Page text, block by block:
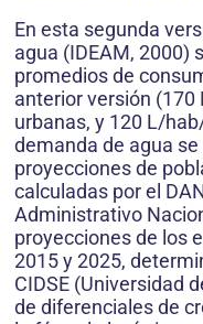
En esta segunda
agua (IDEAM, 2000)
promedios de
anterior versión
urbanas, y 120 L/
demanda de agua
proyecciones de
calculadas por el
Administrativo
proyecciones de los
2015 y 2025,
CIDSE (Universidad
de diferenciales de